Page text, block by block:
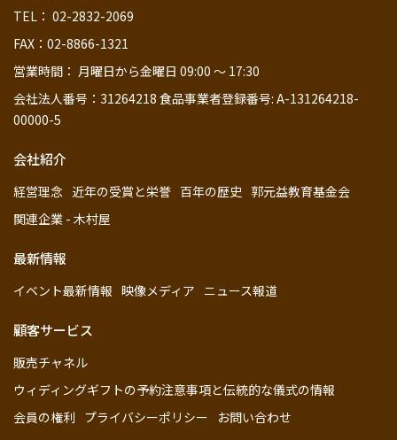
TEL： 02-2832-2069
FAX：02-8866-1321
営業時間： 月曜日から金曜日 09:00 ～ 17:30
会社法人番号：31264218 食品事業者登録番号: A-131264218-
00000-5
会社紹介
経営理念 近年の受賞と栄誉 百年の歴史 郭元益教育基金会
関連企業 - 木村屋
最新情報
イベント最新情報 映像メディア ニュース報道
顧客サービス
販売チャネル
ウィディングギフトの予約注意事項と伝統的な儀式の情報
会員の権利 プライバシーポリシー お問い合わせ